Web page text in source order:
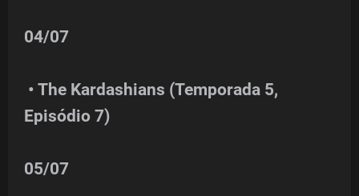
04/07
• The Kardashians (Temporada 5,
Episódio 7)
05/07